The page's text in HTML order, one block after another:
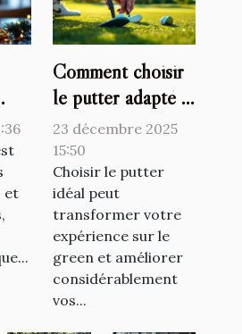
et
Comment choisir
le putter adapté à
votre style de jeu
?
23 décembre 2025
15:50
Choisir le putter
idéal peut
transformer votre
expérience sur le
green et améliorer
considérablement
vos...